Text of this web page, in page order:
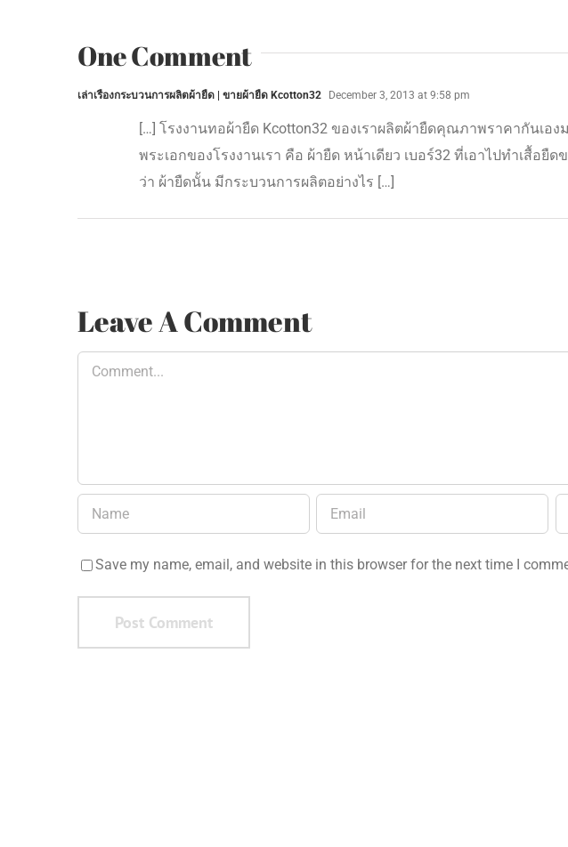
One Comment
เล่าเรื่องกระบวนการผลิตผ้ายืด | ขายผ้ายืด Kcotton32 December 3, 2013 at 9:58 pm
[…] โรงงานทอผ้ายืด Kcotton32 ของเราผลิตผ้ายืดคุณภาพราคากันเอ
พระเอกของโรงงานเรา คือ ผ้ายืด หน้าเดียว เบอร์32 ที่เอาไปทำเสื้อยื
ว่า ผ้ายืดนั้น มีกระบวนการผลิตอย่างไร […]
Leave A Comment
Comment
Save my name, email, and website in this browser for the next time I